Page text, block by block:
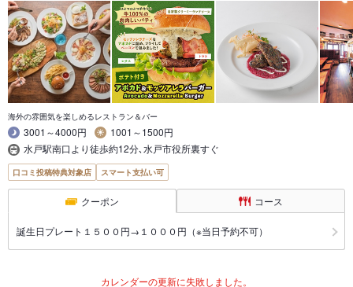
海外の雰囲気を楽しめるレストラン＆バー
3001～4000円
1001～1500円
水戸駅南口より徒歩約12分､水戸市役所裏すぐ
口コミ投稿特典対象店 スマート支払い可
クーポン コース
誕生日プレート１５００円→１０００円（※当日予約不可）
カレンダーの更新に失敗しました。